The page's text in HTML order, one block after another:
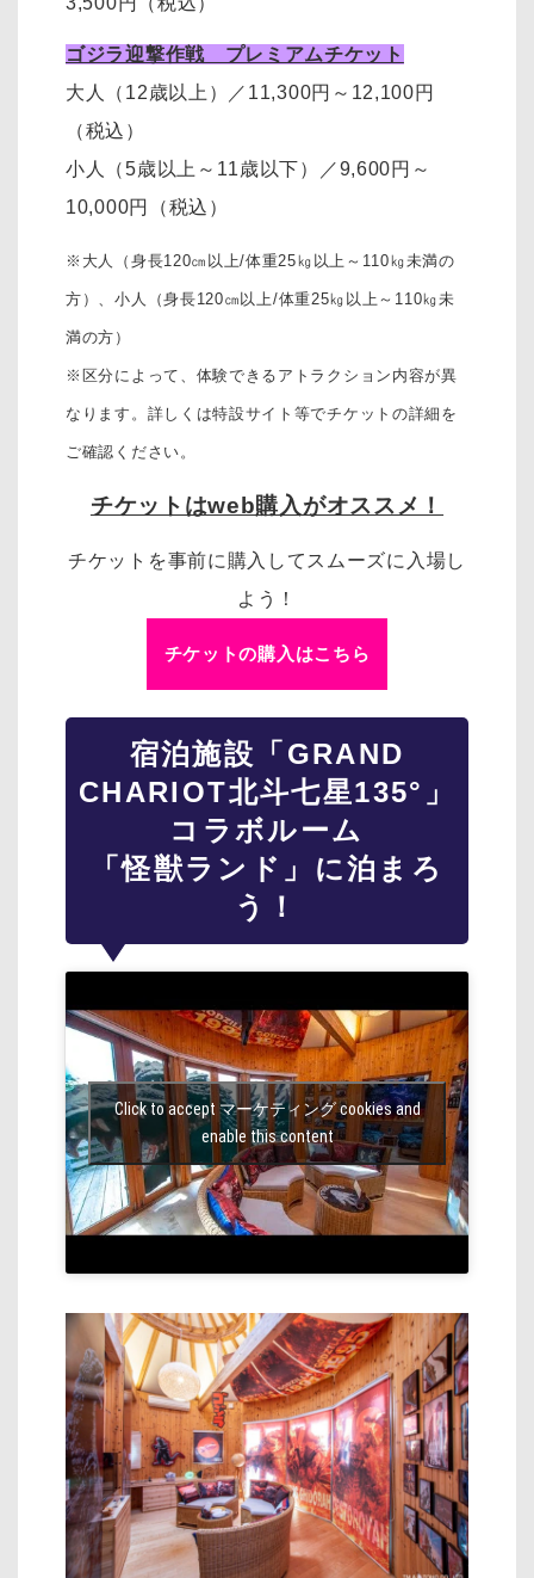
ゴジラ迎撃作戦 プレミアムチケット
大人（12歳以上）
／11,300円～12,100円
（税込）
小人（5歳以上～11歳以下）
／9,600円～
10,000円
（税込）
※大人（身長120㎝以上/体重25㎏以上～110㎏未満の
方）、小人（身長120㎝以上/体重25㎏以上～110㎏未
満の方）
※区分によって、体験できるアトラクション内容が異
なります。詳しくは特設サイト等でチケットの詳細を
ご確認ください。
チケットはweb購入がオススメ！
チケットを事前に購入してスムーズに入場し
よう！
チケットの購入はこちら
宿泊施設「GRAND
CHARIOT北斗七星135°」
コラボルーム
「怪獣ランド」に泊まろ
う！
Click to accept マーケティング cookies and
enable this content